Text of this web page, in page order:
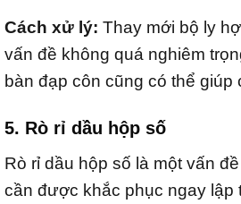
Cách xử lý: Thay mới bộ ly
vấn đề không quá nghiêm
bàn đạp côn cũng có thể giúp
5. Rò rỉ dầu hộp số
Rò rỉ dầu hộp số là một vấn
cần được khắc phục ngay lập